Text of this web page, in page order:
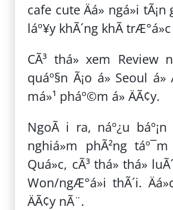
cafe cute Äá» ngá»i
láº¥y khÃ´ng khÃ­ trÆ°á»c
CÃ³ thá» xem Review
quáº§n Ã¡o á» Seoul
má»¹ pháº©m á» ÄÃ¢y.
NgoÃ i ra, náº¿u
nghiá»m phÃ²ng
Quá»c, cÃ³ thá» thá»­
Won/ngÆ°á»i thÃ´i.
ÄÃ¢y nÃ¨.